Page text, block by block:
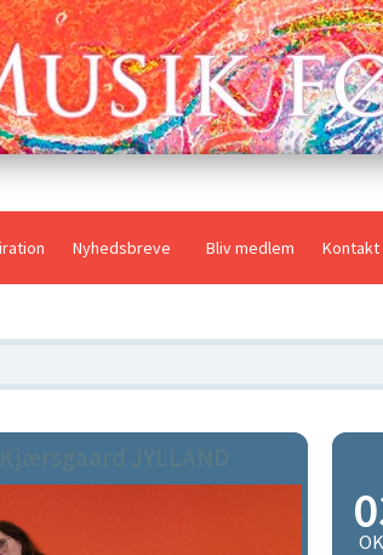
Nyhedsbreve Bliv medlem Kontakt